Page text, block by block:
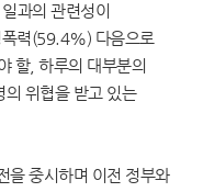
과의 관련성이
력(59.4%) 다음으로
할, 하루의 대부분의
의 위협을 받고 있는
을 중시하며 이전 정부와